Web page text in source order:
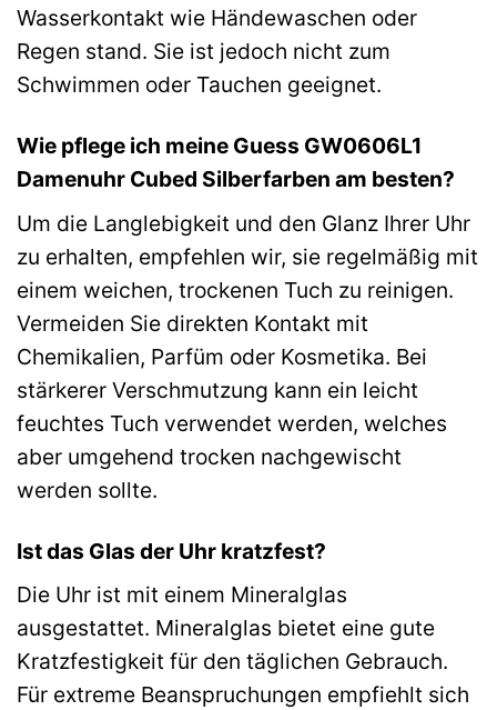
Wasserkontakt wie Händewaschen oder
Regen stand. Sie ist jedoch nicht zum
Schwimmen oder Tauchen geeignet.
Wie pflege ich meine Guess GW0606L1
Damenuhr Cubed Silberfarben am besten?
Um die Langlebigkeit und den Glanz Ihrer Uhr
zu erhalten, empfehlen wir, sie regelmäßig mit
einem weichen, trockenen Tuch zu reinigen.
Vermeiden Sie direkten Kontakt mit
Chemikalien, Parfüm oder Kosmetika. Bei
stärkerer Verschmutzung kann ein leicht
feuchtes Tuch verwendet werden, welches
aber umgehend trocken nachgewischt
werden sollte.
Ist das Glas der Uhr kratzfest?
Die Uhr ist mit einem Mineralglas
ausgestattet. Mineralglas bietet eine gute
Kratzfestigkeit für den täglichen Gebrauch.
Für extreme Beanspruchungen empfiehlt sich